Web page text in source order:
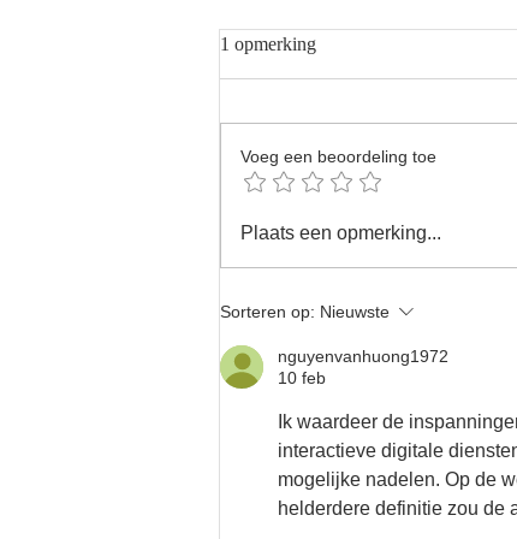
Het Geheim van Authentieke
1 opmerking
Voeg een beoordeling toe
Plaats een opmerking...
Sorteren op: Nieuwste
nguyenvanhuong1972
10 feb
Ik waardeer de
interactieve digitale
mogelijke nadelen. Op de
helderdere definitie zou de